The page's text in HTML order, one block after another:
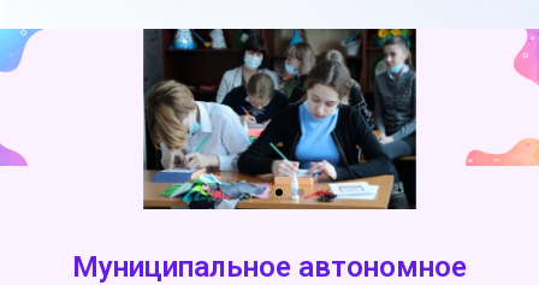
Муниципальное автономное